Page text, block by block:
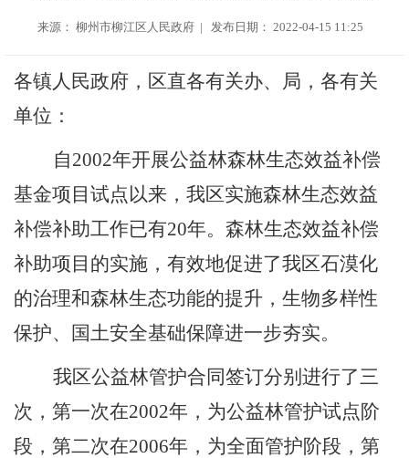
来源： 柳州市柳江区人民政府 | 发布日期： 2022-04-15 11:25
各镇人民政府，区直各有关办、局，各有关
单位：
自2002年开展公益林森林生态效益补偿
基金项目试点以来，我区实施森林生态效益
补偿补助工作已有20年。森林生态效益补偿
补助项目的实施，有效地促进了我区石漠化
的治理和森林生态功能的提升，生物多样性
保护、国土安全基础保障进一步夯实。
我区公益林管护合同签订分别进行了三
次，第一次在2002年，为公益林管护试点阶
段，第二次在2006年，为全面管护阶段，第